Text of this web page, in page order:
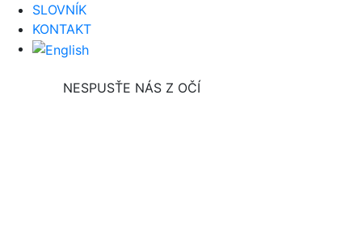
SLOVNÍK
KONTAKT
NESPUSŤE NÁS Z OČÍ